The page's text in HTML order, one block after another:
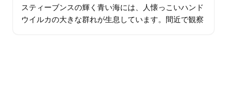
スティーブンスの輝く青い海には、人懐っこいハンド
ウイルカの大きな群れが生息しています。間近で観察